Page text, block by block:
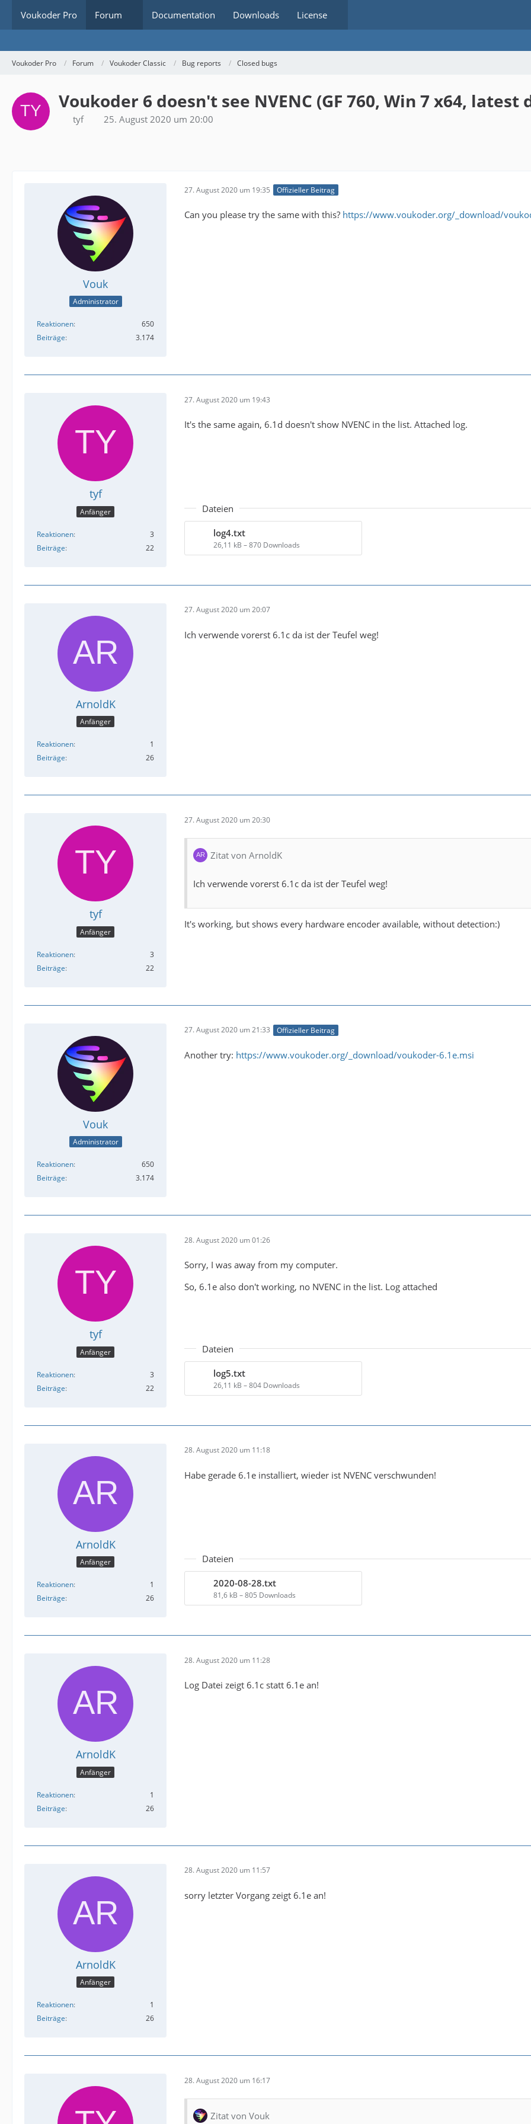
Voukoder Pro Forum Documentation Downloads License
Voukoder Pro Forum Voukoder Classic Bug reports Closed bugs
Voukoder 6 doesn't see NVENC (GF 760, Win 7 x64,
tyf 25. August 2020 um 20:00
Vouk
Administrator
Reaktionen
650
Beiträge
3.174
27. August 2020 um 19:35 Offizieller Beitrag
Can you please try the same with this? https://www.voukoder.org/_download/
tyf
Anfänger
Reaktionen
3
Beiträge
22
27. August 2020 um 19:43
It's the same again, 6.1d doesn't show NVENC in the list. Attached log.
Dateien
log4.txt
26,11 kB – 870 Downloads
ArnoldK
Anfänger
Reaktionen
1
Beiträge
26
27. August 2020 um 20:07
Ich verwende vorerst 6.1c da ist der Teufel weg!
tyf
Anfänger
Reaktionen
3
Beiträge
22
27. August 2020 um 20:30
Zitat von ArnoldK
Ich verwende vorerst 6.1c da ist der Teufel weg!
It's working, but shows every hardware encoder available, without detection:)
Vouk
Administrator
Reaktionen
650
Beiträge
3.174
27. August 2020 um 21:33 Offizieller Beitrag
Another try: https://www.voukoder.org/_download/voukoder-6.1e.msi
tyf
Anfänger
Reaktionen
3
Beiträge
22
28. August 2020 um 01:26
Sorry, I was away from my computer.
So, 6.1e also don't working, no NVENC in the list. Log attached
Dateien
log5.txt
26,11 kB – 804 Downloads
ArnoldK
Anfänger
Reaktionen
1
Beiträge
26
28. August 2020 um 11:18
Habe gerade 6.1e installiert, wieder ist NVENC verschwunden!
Dateien
2020-08-28.txt
81,6 kB – 805 Downloads
ArnoldK
Anfänger
Reaktionen
1
Beiträge
26
28. August 2020 um 11:28
Log Datei zeigt 6.1c statt 6.1e an!
ArnoldK
Anfänger
Reaktionen
1
Beiträge
26
28. August 2020 um 11:57
sorry letzter Vorgang zeigt 6.1e an!
28. August 2020 um 16:17
Zitat von Vouk